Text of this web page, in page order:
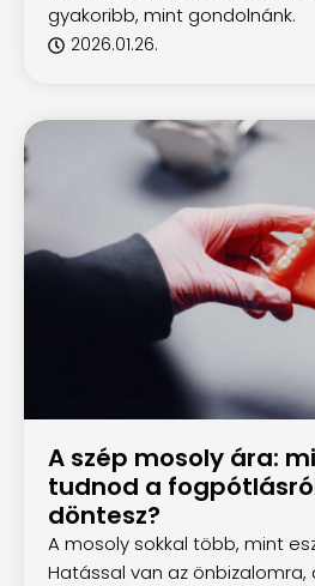
gyakoribb, mint gondolnánk.
2026.01.26.
A szép mosoly ára:
tudnod a
döntesz?
A mosoly sokkal több, mint
Hatással van az önbizalomra,